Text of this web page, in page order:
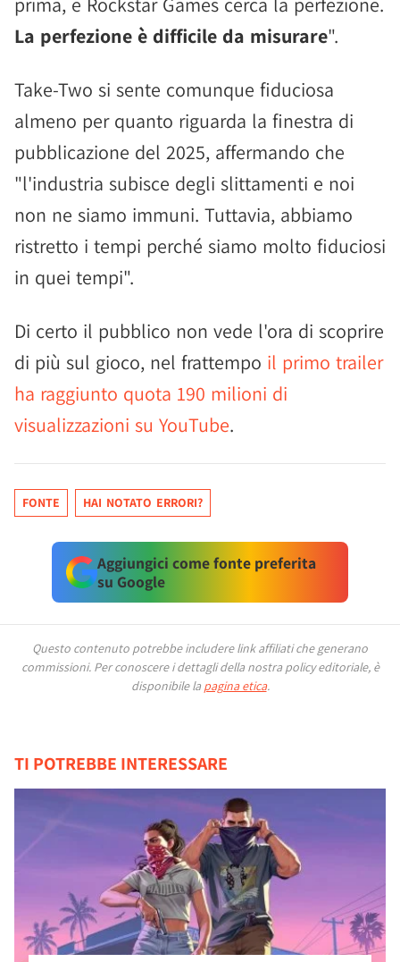
La perfezione è difficile da misurare".
Take-Two si sente comunque fiduciosa
almeno per quanto riguarda la finestra di
pubblicazione del 2025, affermando che
"l'industria subisce degli slittamenti e noi
non ne siamo immuni. Tuttavia, abbiamo
ristretto i tempi perché siamo molto fiduciosi
in quei tempi".
Di certo il pubblico non vede l'ora di scoprire
di più sul gioco, nel frattempo il primo trailer
ha raggiunto quota 190 milioni di
visualizzazioni su YouTube.
FONTE HAI NOTATO ERRORI?
Aggiungici come fonte preferita
su Google
Questo contenuto potrebbe includere link affiliati che generano
commissioni. Per conoscere i dettagli della nostra policy editoriale, è
disponibile la pagina etica.
TI POTREBBE INTERESSARE